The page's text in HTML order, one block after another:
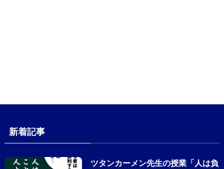
新着記事
ツタンカーメン先生の授業「人は負